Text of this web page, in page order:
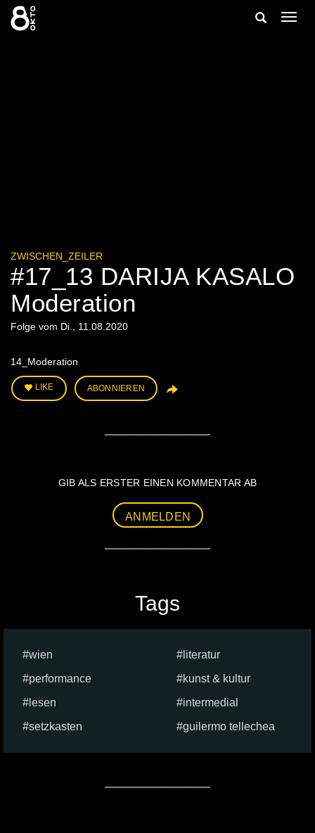
Zum
Inhalt
springen
Suche
ZWISCHEN_ZEILER
#17_13 DARIJA KASALO
Moderation
Folge vom Di., 11.08.2020
14_Moderation
LIKE ABONNIEREN
GIB ALS ERSTER EINEN KOMMENTAR AB
ANMELDEN
Tags
wien
literatur
performance
kunst & kultur
lesen
intermedial
setzkasten
guilermo tellechea